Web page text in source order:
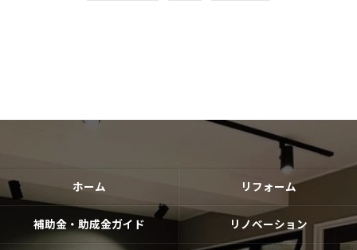
ホーム リフォーム
補助金・助成金ガイド リノベーション